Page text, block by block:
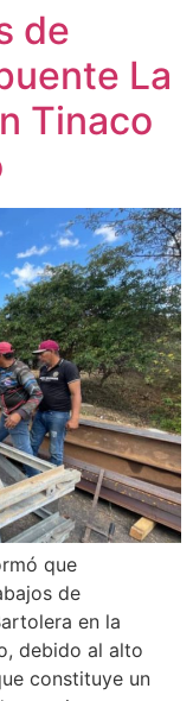
de
La
Tinaco
que
de
en la
debido al alto
constituye un